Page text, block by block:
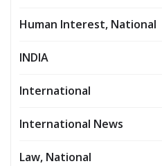
Human Interest, National
INDIA
International
International News
Law, National